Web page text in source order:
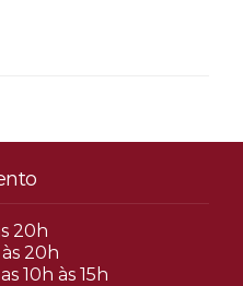
20h
20h
10h às 15h